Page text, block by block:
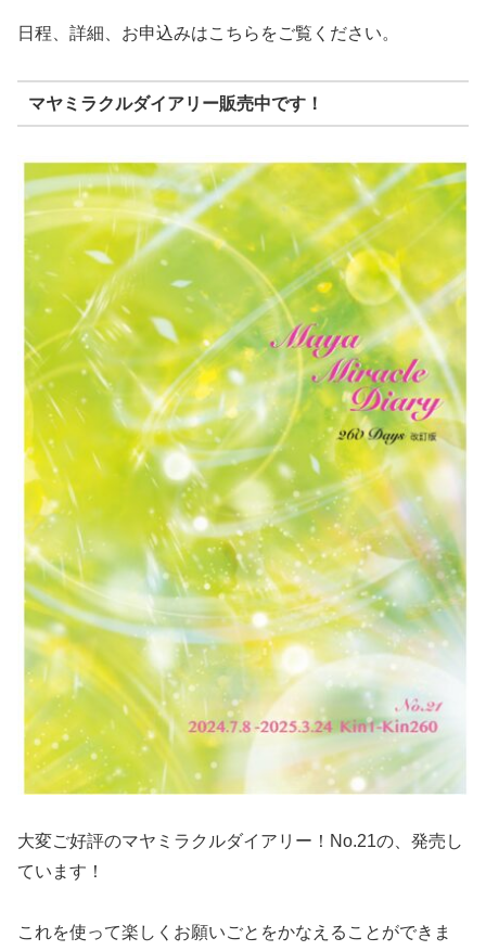
日程、詳細、お申込みはこちらをご覧ください。
マヤミラクルダイアリー販売中です！
大変ご好評のマヤミラクルダイアリー！No.21の、発売し
ています！
これを使って楽しくお願いごとをかなえることができま